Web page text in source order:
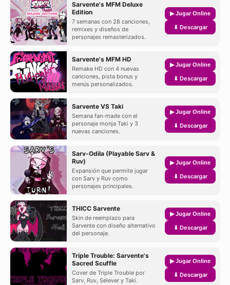
Sarvente's MFM Deluxe
Edition
7 semanas con 28 canciones,
remixes y diseños de
personajes remasterizados.
▶ Jugar Online
⬇ Descargar
Sarvente's MFM HD
Remake HD con 4 nuevas
canciones, pista bonus y
menús personalizados.
▶ Jugar Online
⬇ Descargar
Sarvente VS Taki
Semana fan-made con el
personaje monja Taki y 3
nuevas canciones.
▶ Jugar Online
⬇ Descargar
Sarv-Odila (Playable Sarv &
Ruv)
Expansión que permite jugar
con Sarv y Ruv como
personajes principales.
▶ Jugar Online
⬇ Descargar
THICC Sarvente
Skin de reemplazo para
Sarvente con diseño alternativo
del personaje.
▶ Jugar Online
⬇ Descargar
Triple Trouble: Sarvente's
Sacred Scuffle
Cover de Triple Trouble por
Sarv, Ruv, Selever y Taki.
▶ Jugar Online
⬇ Descargar